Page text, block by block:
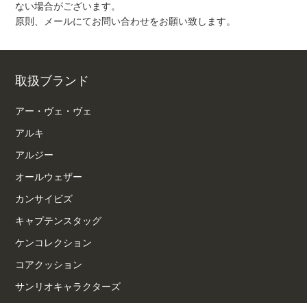
ない場合がございます。
原則、メールにてお問い合わせをお願い致します。
取扱ブランド
アー・ヴェ・ヴェ
アルキ
アルジー
オールウェザー
カンサイビズ
キャプテンスタッグ
ケンコレクション
コアクッション
サンリオキャラクターズ